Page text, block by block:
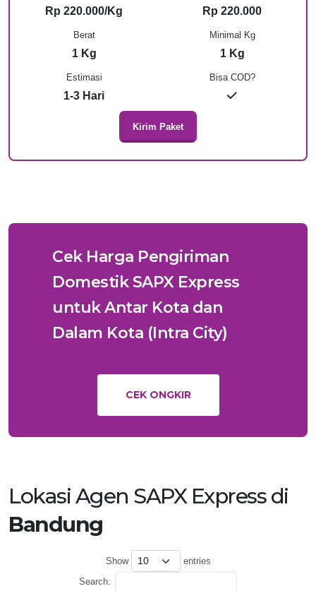
Bisa COD?
Rp 220.000/Kg Rp 220.000
Berat
1 Kg
Minimal Kg
1 Kg
Estimasi
1-3 Hari
Kirim Paket
Cek Harga Pengiriman
Domestik SAPX Express
untuk Antar Kota dan
Dalam Kota (Intra City)
CEK ONGKIR
Lokasi Agen SAPX Express di
Bandung
Show
entries
Search: